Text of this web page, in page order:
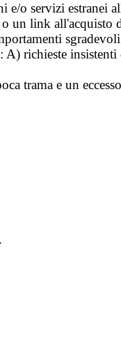
o servizi estranei
link all'acquisto
A) richieste
trama e un